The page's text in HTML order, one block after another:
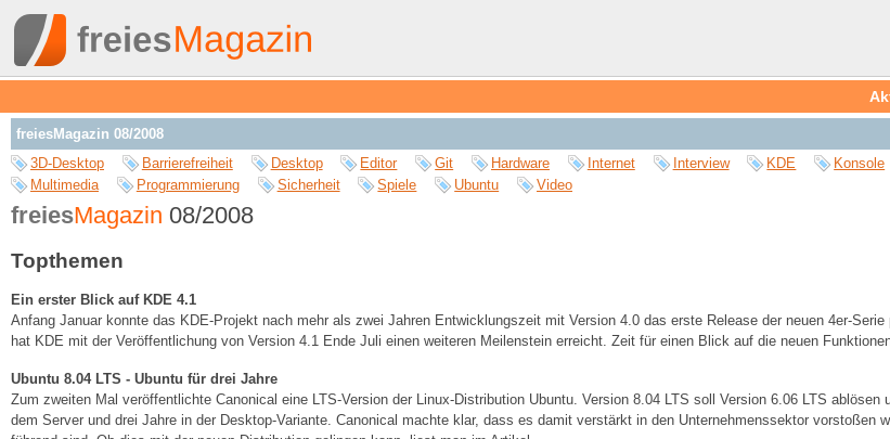
freiesMagazin 08/2008
3D-Desktop
Barrierefreiheit Desktop Editor Git Hardware Internet Interview KDE Konsole
Multimedia
Programmierung Sicherheit Spiele Ubuntu Video
freiesMagazin 08/2008
Topthemen
Ein erster Blick auf KDE 4.1
Anfang Januar konnte das KDE-Projekt nach mehr als zwei Jahren Entwicklungszeit mit Version 4.0 das erste Release der neuen 4er-
hat KDE mit der Veröffentlichung von Version 4.1 Ende Juli einen weiteren Meilenstein erreicht. Zeit für einen Blick auf die neuen
Ubuntu 8.04 LTS - Ubuntu für drei Jahre
Zum zweiten Mal veröffentlichte Canonical eine LTS-Version der Linux-Distribution Ubuntu. Version 8.04 LTS soll Version 6.06 LTS
dem Server und drei Jahre in der Desktop-Variante. Canonical machte klar, dass es damit verstärkt in den Unternehmenssektor vorstoßen